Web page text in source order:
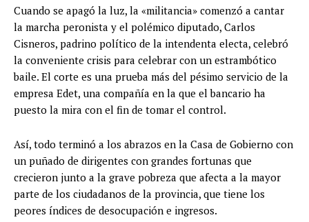
Cuando se apagó la luz, la «militancia» comenzó a cantar
la marcha peronista y el polémico diputado, Carlos
Cisneros, padrino político de la intendenta electa, celebró
la conveniente crisis para celebrar con un estrambótico
baile. El corte es una prueba más del pésimo servicio de la
empresa Edet, una compañía en la que el bancario ha
puesto la mira con el fin de tomar el control.
Así, todo terminó a los abrazos en la Casa de Gobierno con
un puñado de dirigentes con grandes fortunas que
crecieron junto a la grave pobreza que afecta a la mayor
parte de los ciudadanos de la provincia, que tiene los
peores índices de desocupación e ingresos.